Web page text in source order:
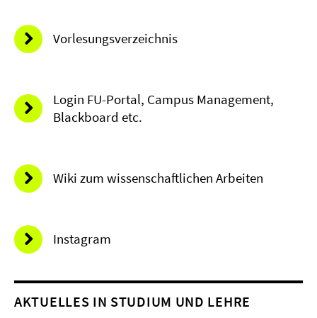
Vorlesungsverzeichnis
Login FU-Portal, Campus Management,
Blackboard etc.
Wiki zum wissenschaftlichen Arbeiten
Instagram
AKTUELLES IN STUDIUM UND LEHRE